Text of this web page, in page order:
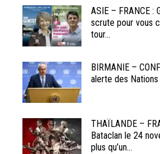
ASIE – FRANCE :
scrute pour vous
tour...
BIRMANIE –
alerte des Nations
THAÏLANDE –
Bataclan le 24
plus qu’un...